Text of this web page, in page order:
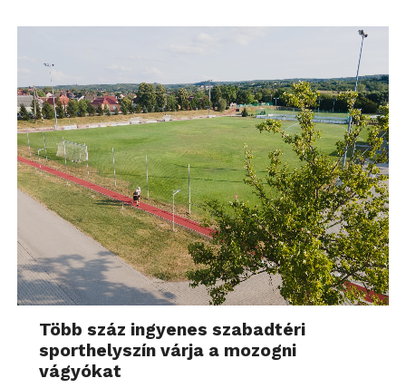
Több száz ingyenes szabadtéri
sporthelyszín várja a mozogni
vágyókat